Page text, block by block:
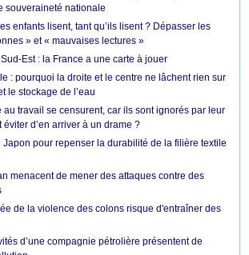
souveraineté nationale
enfants lisent, tant qu’ils lisent ? Dépasser les
» et « mauvaises lectures »
Est : la France a une carte à jouer
: pourquoi la droite et le centre ne lâchent rien sur
le stockage de l’eau
au travail se censurent, car ils sont ignorés par leur
d’en arriver à un drame ?
Japon pour repenser la durabilité de la filière textile
menacent de mener des attaques contre des
de la violence des colons risque d'entraîner des
d’une compagnie pétrolière présentent de